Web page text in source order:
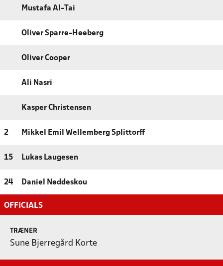
Mustafa Al-Tai
Oliver Sparre-Høeberg
Oliver Cooper
Ali Nasri
Kasper Christensen
2 Mikkel Emil Wellemberg Splittorff
15 Lukas Laugesen
24 Daniel Nøddeskou
OFFICIALS
TRÆNER
Sune Bjerregård Korte